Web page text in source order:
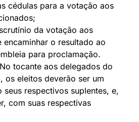
cédulas para a votação aos
da votação aos
o resultado ao
para proclamação.
tocante aos delegados do
os eleitos deverão ser um
seus respectivos suplentes, e,
com suas respectivas